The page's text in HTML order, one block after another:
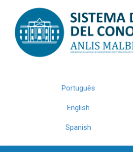
navigation
Português
English
Spanish